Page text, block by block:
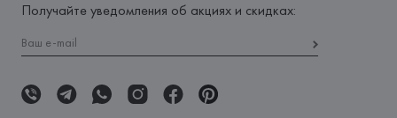
Получайте уведомления об акциях и скидках: